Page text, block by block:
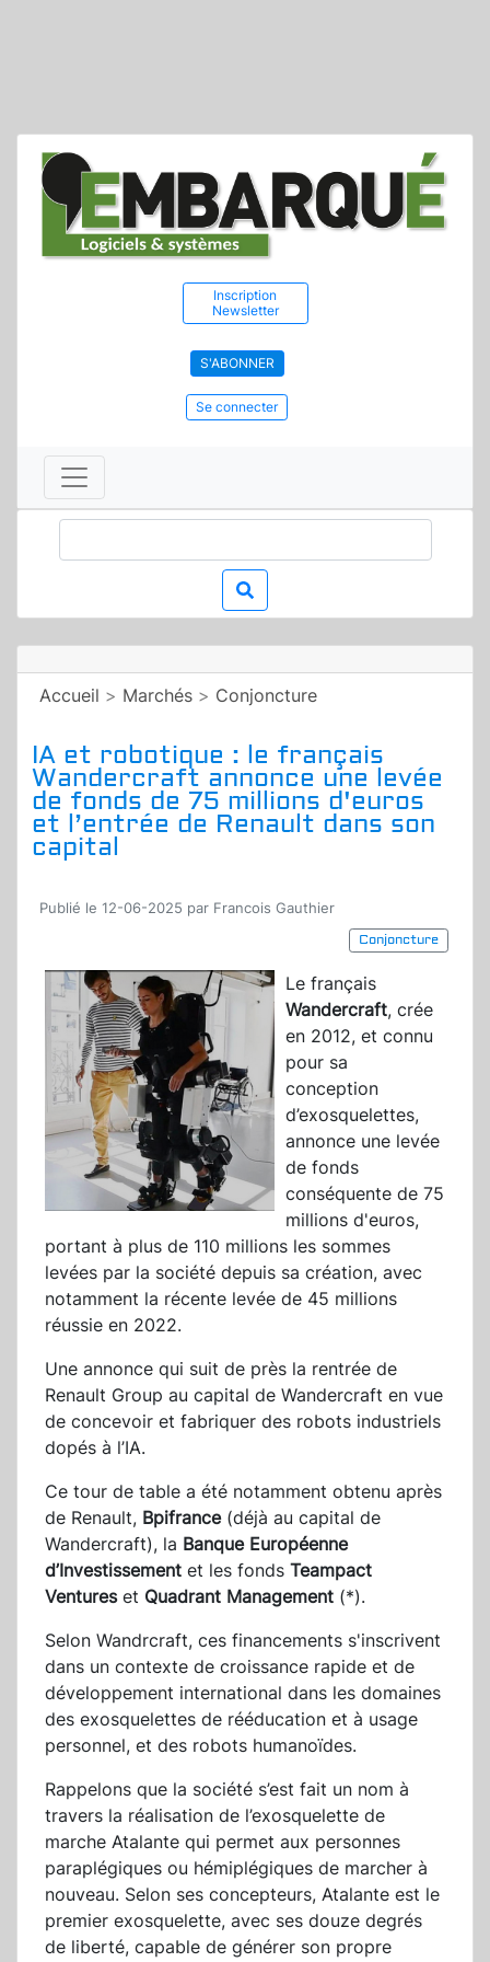
Inscription
Newsletter
S'ABONNER
Se connecter
Accueil > Marchés > Conjoncture
IA et robotique : le français
Wandercraft annonce une levée
de fonds de 75 millions d'euros
et l’entrée de Renault dans son
capital
Publié le 12-06-2025 par Francois Gauthier
Conjoncture
Le français
Wandercraft, crée
en 2012, et connu
pour sa
conception
d’exosquelettes,
annonce une levée
de fonds
conséquente de 75
millions d'euros,
portant à plus de 110 millions les sommes
levées par la société depuis sa création, avec
notamment la récente levée de 45 millions
réussie en 2022.
Une annonce qui suit de près la rentrée de
Renault Group au capital de Wandercraft en vue
de concevoir et fabriquer des robots industriels
dopés à l’IA.
Ce tour de table a été notamment obtenu après
de Renault, Bpifrance(déjà au capital de
Wandercraft), la Banque Européenne
d’Investissement et les fonds Teampact
Ventureset Quadrant Management (*).
Selon Wandrcraft, ces financements s'inscrivent
dans un contexte de croissance rapide et de
développement international dans les domaines
des exosquelettes de rééducation et à usage
personnel, et des robots humanoïdes.
Rappelons que la société s’est fait un nom à
travers la réalisation de l’exosquelette de
marche Atalante qui permet aux personnes
paraplégiques ou hémiplégiques de marcher à
nouveau. Selon ses concepteurs, Atalante est le
premier exosquelette, avec ses douze degrés
de liberté, capable de générer son propre